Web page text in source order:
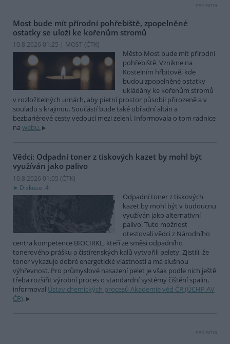
reklama
Most bude mít přírodní pohřebiště, zpopelněné
ostatky se uloží ke kořenům stromů
10.8.2026 01:25 | MOST (ČTK)
Město Most bude mít přírodní
pohřebiště. Vznikne na
Kostelním hřbitově, kde
budou zpopelněné ostatky
ukládány ke kořenům stromů
v rozložitelných urnách, aby pietní prostor působil přirozeně a v
souladu s krajinou. Součástí bude také obřadní altán a
bezbariérové cesty vedoucí mezi zelení. Informovala o tom radnice
na webu.
Vědci: Odpadní toner z tiskových kazet by mohl být
využíván jako palivo
10.8.2026 01:05 (ČTK)
Diskuse: 4
Odpadní toner z tiskových
kazet by mohl být v budoucnu
využíván jako alternativní
palivo. Tuto možnost
otestovali vědci z Národního
centra kompetence BIOCIRKL, kteří ze směsi odpadního
tonerového prášku a čistírenských kalů vytvořili pelety. Zjistili, že
toner vykazuje dobré energetické vlastnosti a má slušnou
výhřevnost. Pro průmyslové nasazení pelet je však podle nich ještě
třeba rozšířit výrobní proces o standardní systémy čištění spalin,
informoval Ústav chemických procesů Akademie věd ČR (ÚCHP AV
ČR).
reklama